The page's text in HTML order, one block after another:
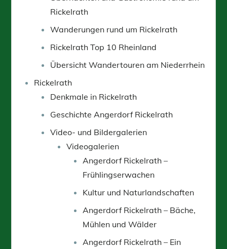
Rickelrath
Wanderungen rund um Rickelrath
Rickelrath Top 10 Rheinland
Übersicht Wandertouren am Niederrhein
Rickelrath
Denkmale in Rickelrath
Geschichte Angerdorf Rickelrath
Video- und Bildergalerien
Videogalerien
Angerdorf Rickelrath –
Frühlingserwachen
Kultur und Naturlandschaften
Angerdorf Rickelrath – Bäche,
Mühlen und Wälder
Angerdorf Rickelrath – Ein